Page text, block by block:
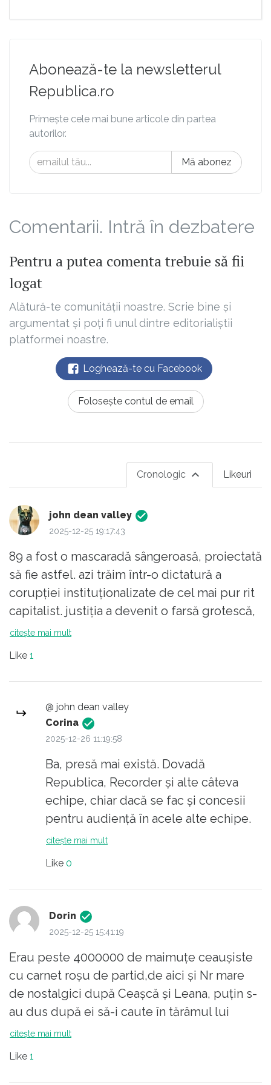
Abonează-te la newsletterul
Republica.ro
Primește cele mai bune articole din partea
autorilor.
Mă abonez
Comentarii. Intră în dezbatere
Pentru a putea comenta trebuie să fii
logat
Alătură-te comunității noastre. Scrie bine și
argumentat și poți fi unul dintre editorialiștii
platformei noastre.
Loghează-te cu Facebook
Folosește contul de email
Likeuri
Cronologic
john dean valley
2025-12-25 19:17:43
89 a fost o mascaradă sângeroasă, proiectată
să fie astfel. azi trăim într-o dictatură a
corupției instituționalizate de cel mai pur rit
capitalist. justiția a devenit o farsă grotescă,
cheagul se face prin complicitatea directă a
coafeză i-a luat locul academicienei de largă
recunoaștere. presa, ca idee și normalitate,
nu mai există. spălarea pe creier e țintă de
marketing dar nu a vreunei dictaturi politico-
militare ci a unei dictaturi perfide, a
negustorilor. când legile sunt croite potrivit
metehnelor și mendrelor negustorilor, mâna
de fier e mascată de catifeaua îmbâcsită a
minciunii lustruite. vina poporului e că se
mulțumește cu pâine și circ și tehnici de
manipulare. niciodată nu va primi mai mult. și
citește mai mult
Like 1
@ john dean valley
Corina
2025-12-26 11:19:58
Ba, presă mai există. Dovadă
Republica, Recorder și alte câteva
echipe, chiar dacă se fac și concesii
pentru audiență în acele alte echipe.
Multe investigații au început datorită
Vești despre neducerea justiției până
la capăt tot presa ne dă. Restul e în
terenul autorităților și al nostru.
citește mai mult
Like 0
Dorin
2025-12-25 15:41:19
Erau peste 4000000 de maimuțe ceaușiste
cu carnet roșu de partid,de aici și Nr mare
de nostalgici după Ceașcă și Leana, puțin s-
au dus după ei să-i caute în tărâmul lui
Scaraoschi,au ajuns la vârste înainte trăind în
citește mai mult
Like 1